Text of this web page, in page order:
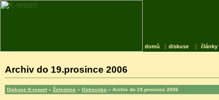
domů | diskuse | články
Archiv do 19.prosince 2006
Diskuse K-report » Železnice » Ostravsko » Archiv do 19.prosince 2006